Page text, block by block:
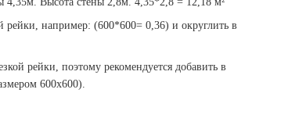
например: (600*600= 0,36) и округлить в
рейки, поэтому рекомендуется добавить в
600х600).